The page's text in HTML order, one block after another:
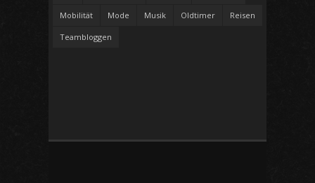
Mobilität Mode Musik Oldtimer Reisen
Teambloggen